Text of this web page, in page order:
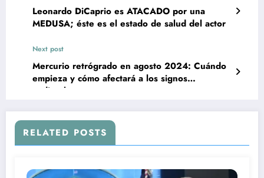
Leonardo DiCaprio es ATACADO por una
MEDUSA; éste es el estado de salud del actor
Next post
Mercurio retrógrado en agosto 2024: Cuándo
empieza y cómo afectará a los signos
zodiacales
RELATED POSTS